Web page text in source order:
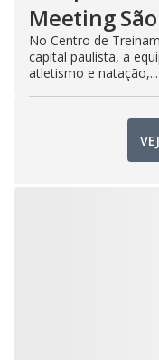
Meeting
No Centro de
capital paulista, a
atletismo e natação,...